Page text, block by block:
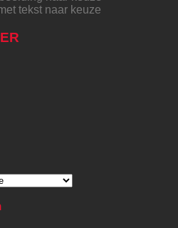
tekst naar keuze